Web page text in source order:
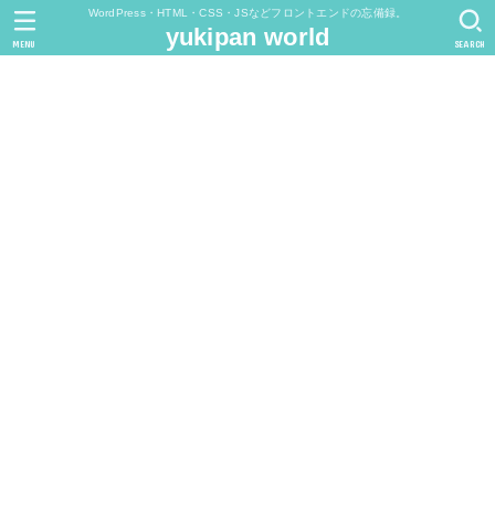
WordPress・HTML・CSS・JSなどフロントエンドの忘備録。
yukipan world SEARCH
MENU